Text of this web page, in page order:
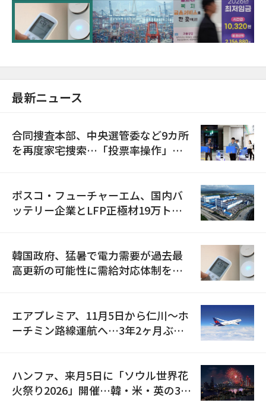
に需給対応体制を点検
最新ニュース
合同捜査本部、中央選管委など9カ所
を再度家宅捜索…「投票率操作」の
ポスコ・フューチャーエム、国内バ
ッテリー企業とLFP正極材19万トン
韓国政府、猛暑で電力需要が過去最
高更新の可能性に需給対応体制を点
エアプレミア、11月5日から仁川〜ホ
ーチミン路線運航へ…3年2ヶ月ぶり
ハンファ、来月5日に「ソウル世界花
火祭り2026」開催…韓・米・英の3カ